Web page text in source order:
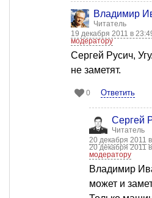
Владимир
Читатель
19 декабря 2011 в
модератору
Сергей Русич,
не заметят.
0 Ответить
Сергей
Читатель
20 декабря 2011
20 декабря 2011
модератору
Владимир
может и